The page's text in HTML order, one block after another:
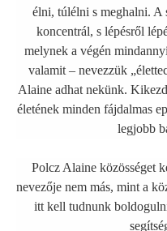
élni, túlélni s meghalni. A
koncentrál, s lépésről
melynek a végén
valamit – nevezzük
Alaine adhat nekünk.
életének minden fájdalmas
legjobb
Polcz Alaine közösséget
nevezője nem más, mint a
itt kell tudnunk